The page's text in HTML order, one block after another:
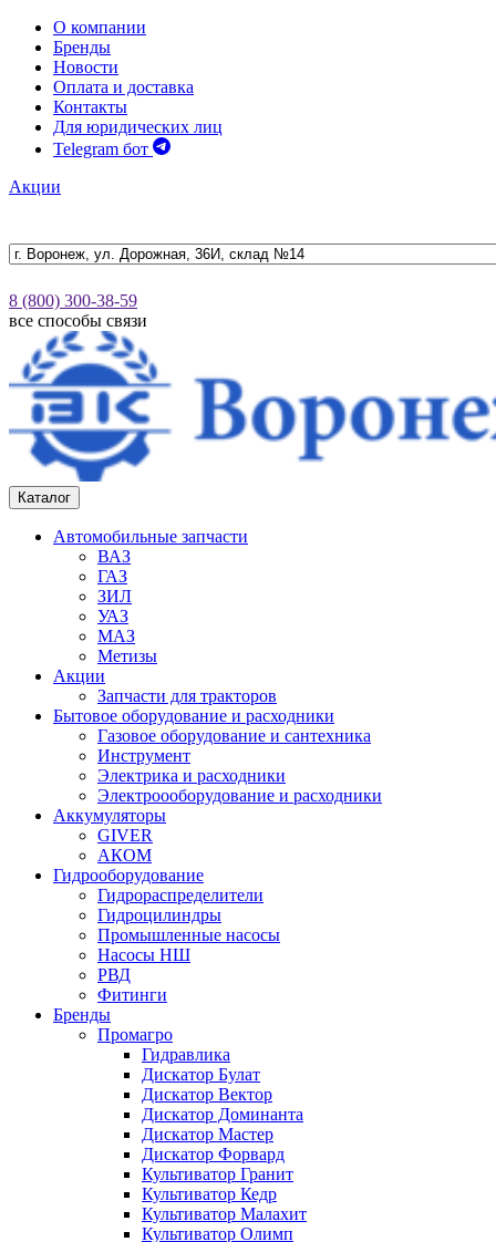
О компании
Бренды
Новости
Оплата и доставка
Контакты
Для юридических лиц
Telegram бот
Акции
8 (800) 300-38-59
все способы связи
Каталог
Автомобильные запчасти
ВАЗ
ГАЗ
ЗИЛ
УАЗ
МАЗ
Метизы
Акции
Запчасти для тракторов
Бытовое оборудование и расходники
Газовое оборудование и сантехника
Инструмент
Электрика и расходники
Электроооборудование и расходники
Аккумуляторы
GIVER
АКОМ
Гидрооборудование
Гидрораспределители
Гидроцилиндры
Промышленные насосы
Насосы НШ
РВД
Фитинги
Бренды
Промагро
Гидравлика
Дискатор Булат
Дискатор Вектор
Дискатор Доминанта
Дискатор Мастер
Дискатор Форвард
Культиватор Гранит
Культиватор Кедр
Культиватор Малахит
Культиватор Олимп